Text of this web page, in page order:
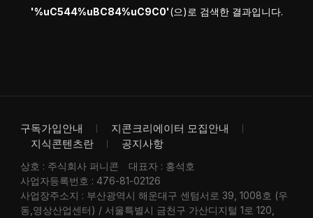
'%uC544%uBC84%uC9C0'(으)로 검색한 결과입니다.
구독가입안내
지콘크리에이터 모집안내
지식콘텐츠란
공지사항
상호 : 주식회사 퍼니콘
대표자 : 홍석호
사업자등록번호 : 476-81-02126
사업장주소지 : 부산광역시 해운대구 센텀서로 39, 1008호 (우
동,영상산업센터) / 서울특별시 금천구 가산디지털 1로 120,